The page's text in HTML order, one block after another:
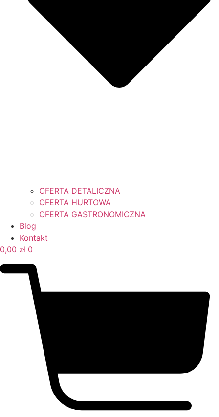
OFERTA DETALICZNA
OFERTA HURTOWA
OFERTA GASTRONOMICZNA
Blog
Kontakt
0,00 zł 0